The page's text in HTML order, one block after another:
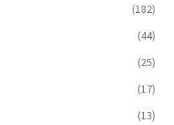
(182)
(44)
(25)
(17)
(13)